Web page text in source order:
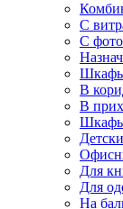
С
С
В
В
Для
Для
На